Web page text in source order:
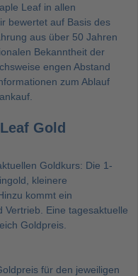
Leaf in allen
bewertet auf Basis des
aus über 50 Jahren
Bekanntheit der
engen Abstand
zum Ablauf
Gold
Goldkurs: Die 1-
kleinere
kommt ein
Vertrieb. Eine tagesaktuelle
Goldpreis.
für den jeweiligen